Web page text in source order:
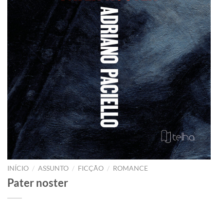
INÍCIO / ASSUNTO / FICÇÃO / ROMANCE
Pater noster